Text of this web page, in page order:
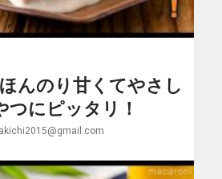
ほんのり甘くてやさし
つにピッタリ！